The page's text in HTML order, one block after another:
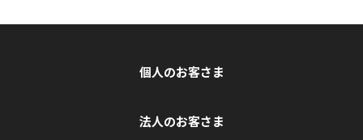
個人のお客さま
法人のお客さま